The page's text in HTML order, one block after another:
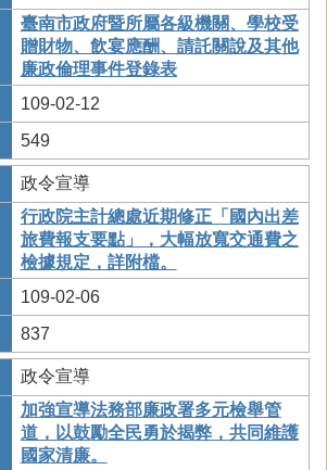
臺南市政府暨所屬各級機關、學校受
贈財物、飲宴應酬、請託關說及其他
廉政倫理事件登錄表
109-02-12
549
政令宣導
行政院主計總處近期修正「國內出差
旅費報支要點」，大幅放寬交通費之
檢據規定，詳附檔。
109-02-06
837
政令宣導
加強宣導法務部廉政署多元檢舉管
道，以鼓勵全民勇於揭弊，共同維護
國家清廉。